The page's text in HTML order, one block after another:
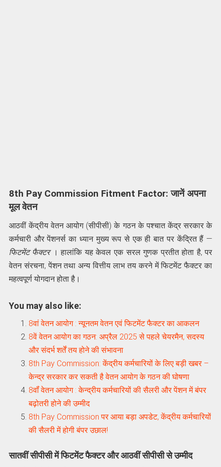
8th Pay Commission Fitment Factor: जानें अपना
मूल वेतन
आठवीं केंद्रीय वेतन आयोग (सीपीसी) के गठन के पश्चात केंद्र सरकार के
कर्मचारी और पेंशनर्स का ध्‍यान मुख्य रूप से एक ही बात पर केंद्रित हैं —
फिटमेंट फैक्टर । हालांकि यह केवल एक सरल गुणक प्रतीत होता है, पर
वेतन संरचना, पेंशन तथा अन्‍य वित्तीय लाभ तय करने में फिटमेंट फैक्टर का
महत्वपूर्ण योगदान होता है।
You may also like:
8वां वेतन आयोग : न्यूनतम वेतन एवं फिटमेंट फैक्टर का आकलन
8वें वेतन आयोग का गठन: अप्रैल 2025 से पहले चेयरमैन, सदस्‍य
और संदर्भ शर्तें तय होने की संभावना
8th Pay Commission: केंद्रीय कर्मचारियों के लिए बड़ी खबर –
केन्‍द्र सरकार कर सकती है वेतन आयोग के गठन की घोषणा
8वॉं वेतन आयोग : केन्‍द्रीय कर्मचारियों की सैलरी और पेंशन में बंपर
बढ़ोतरी होने की उम्मीद
8th Pay Commission पर आया बड़ा अपडेट, केंद्रीय कर्मचारियों
की सैलरी में होगी बंपर उछाल!
सातवीं सीपीसी में फिटमेंट फैक्टर और आठवीं सीपीसी से उम्‍मीद